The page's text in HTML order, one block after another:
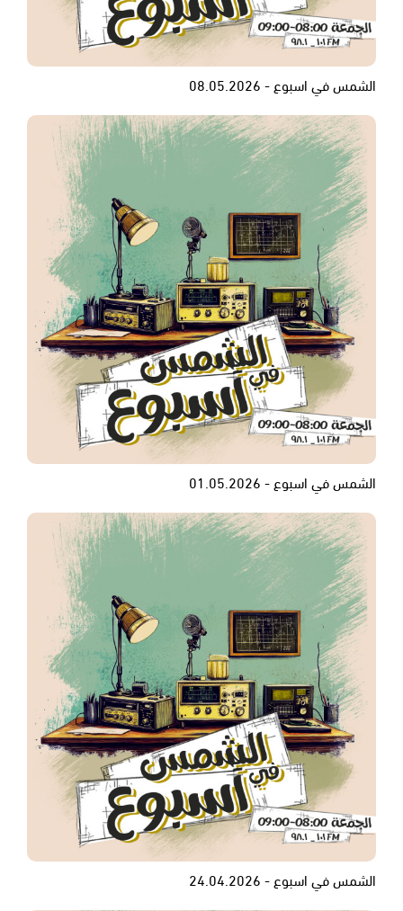
الشمس في اسبوع - 08.05.2026
الشمس في اسبوع - 01.05.2026
الشمس في اسبوع - 24.04.2026